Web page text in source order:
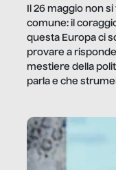
Il 26 maggio non
comune: il
questa Europa ci
provare a
mestiere della
parla e che